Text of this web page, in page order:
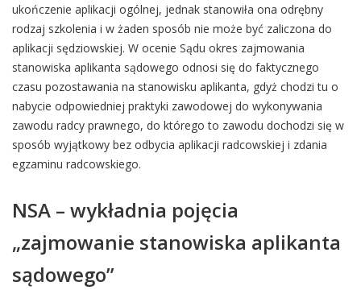
ukończenie aplikacji ogólnej, jednak stanowiła ona odrębny
rodzaj szkolenia i w żaden sposób nie może być zaliczona do
aplikacji sędziowskiej. W ocenie Sądu okres zajmowania
stanowiska aplikanta sądowego odnosi się do faktycznego
czasu pozostawania na stanowisku aplikanta, gdyż chodzi tu o
nabycie odpowiedniej praktyki zawodowej do wykonywania
zawodu radcy prawnego, do którego to zawodu dochodzi się w
sposób wyjątkowy bez odbycia aplikacji radcowskiej i zdania
egzaminu radcowskiego.
NSA – wykładnia pojęcia
„zajmowanie stanowiska aplikanta
sądowego”